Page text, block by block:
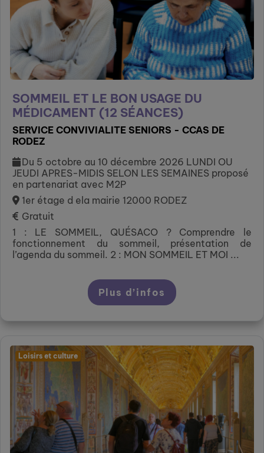
SOMMEIL ET LE BON USAGE DU
MÉDICAMENT (12 SÉANCES)
SERVICE CONVIVIALITE SENIORS - CCAS DE
RODEZ
Du 5 octobre au 10 décembre 2026 LUNDI OU
JEUDI APRES-MIDIS SELON LES SEMAINES proposé
en partenariat avec M2P
1er étage d ela mairie 12000 RODEZ
Gratuit
1 : LE SOMMEIL, QUÉSACO ? Comprendre le
fonctionnement du sommeil, présentation de
l’agenda du sommeil. 2 : MON SOMMEIL ET MOI ...
Plus d’infos
Loisirs et culture